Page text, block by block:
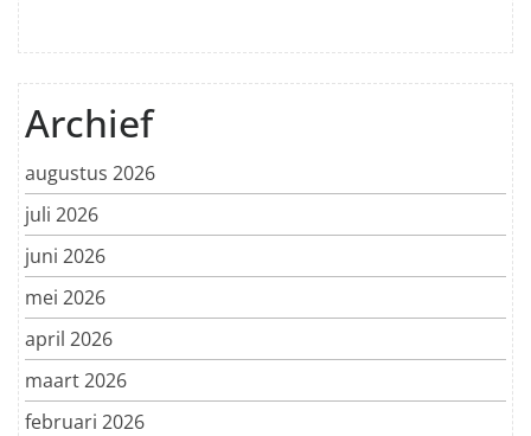
Archief
augustus 2026
juli 2026
juni 2026
mei 2026
april 2026
maart 2026
februari 2026